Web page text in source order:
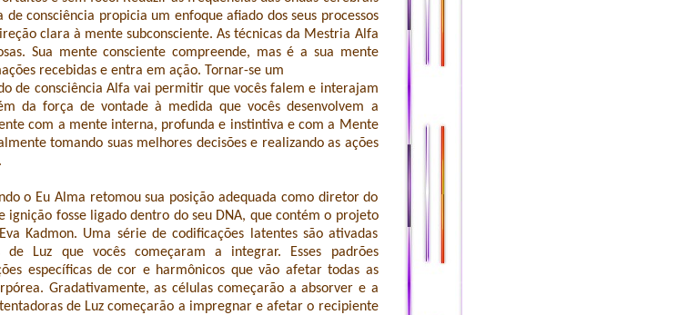
consciência propicia um enfoque afiado dos seus processos
clara à mente subconsciente. As técnicas da Mestria Alfa
Sua mente consciente compreende, mas é a sua mente
recebidas e entra em ação. Tornar-se um
de consciência Alfa vai permitir que vocês falem e interajam
da força de vontade à medida que vocês desenvolvem a
com a mente interna, profunda e instintiva e com a Mente
tomando suas melhores decisões e realizando as ações
o Eu Alma retomou sua posição adequada como diretor do
ignição fosse ligado dentro do seu DNA, que contém o projeto
Kadmon. Uma série de codificações latentes são ativadas
de Luz que vocês começaram a integrar. Esses padrões
específicas de cor e harmônicos que vão afetar todas as
Gradativamente, as células começarão a absorver e a
de Luz começarão a impregnar e afetar o recipiente